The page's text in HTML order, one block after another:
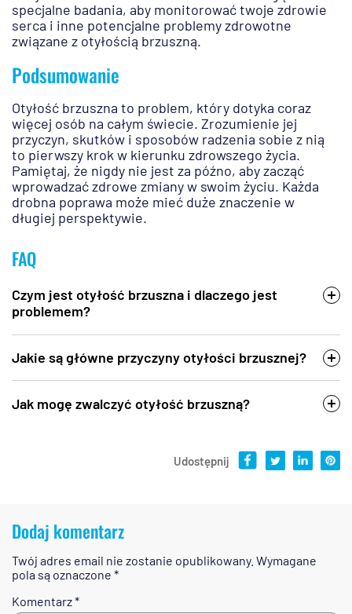
specjalne badania, aby monitorować twoje zdrowie
serca i inne potencjalne problemy zdrowotne
związane z otyłością brzuszną.
Podsumowanie
Otyłość brzuszna to problem, który dotyka coraz
więcej osób na całym świecie. Zrozumienie jej
przyczyn, skutków i sposobów radzenia sobie z nią
to pierwszy krok w kierunku zdrowszego życia.
Pamiętaj, że nigdy nie jest za późno, aby zacząć
wprowadzać zdrowe zmiany w swoim życiu. Każda
drobna poprawa może mieć duże znaczenie w
długiej perspektywie.
FAQ
Czym jest otyłość brzuszna i dlaczego jest
problemem?
Jakie są główne przyczyny otyłości brzusznej?
Jak mogę zwalczyć otyłość brzuszną?
Udostępnij
Dodaj komentarz
Twój adres email nie zostanie opublikowany. Wymagane
pola są oznaczone *
Komentarz*